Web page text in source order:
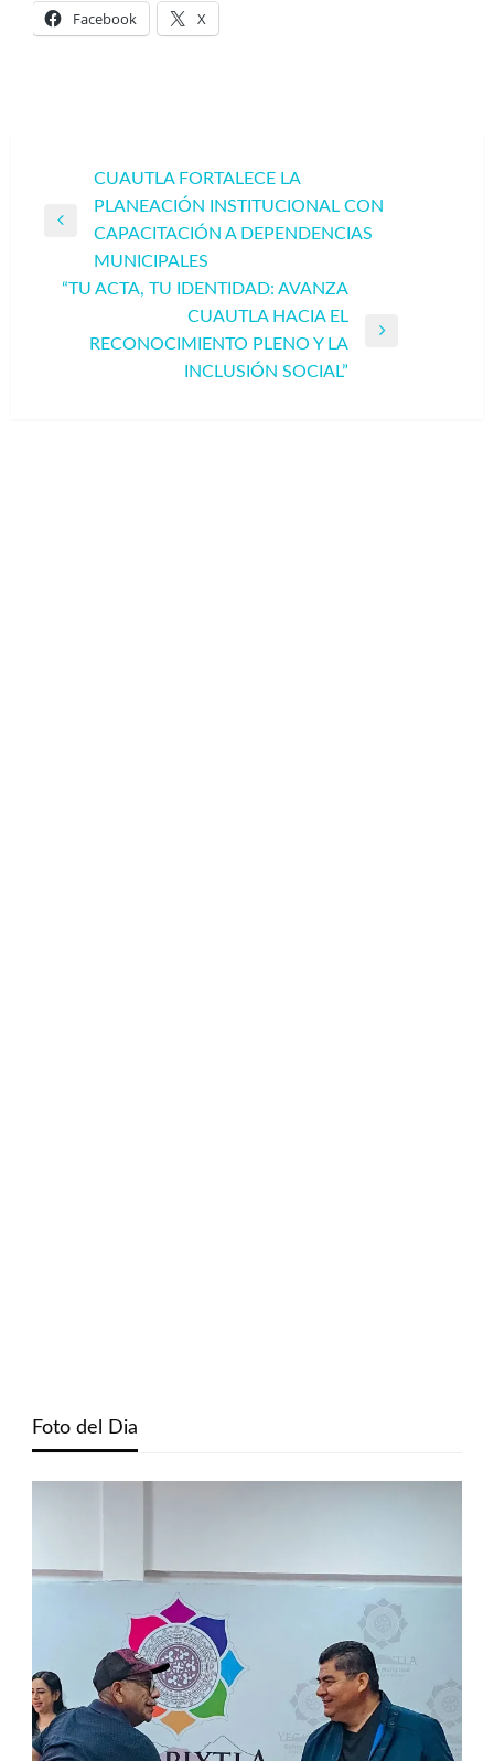
Facebook X
Navegación
de
entradas
Entrada
anterior
CUAUTLA FORTALECE LA
PLANEACIÓN INSTITUCIONAL CON
CAPACITACIÓN A DEPENDENCIAS
MUNICIPALES
Entrada
“TU ACTA, TU IDENTIDAD: AVANZA
CUAUTLA HACIA EL
RECONOCIMIENTO PLENO Y LA
INCLUSIÓN SOCIAL”
Foto del Dia